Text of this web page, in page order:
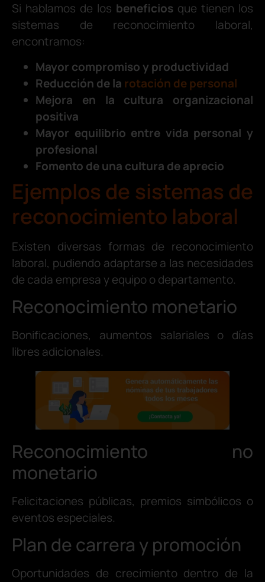
Si hablamos de los beneficios que tienen los
sistemas de reconocimiento laboral,
encontramos:
Mayor compromiso y productividad
Reducción de la rotación de personal
Mejora en la cultura organizacional
positiva
Mayor equilibrio entre vida personal y
profesional
Fomento de una cultura de aprecio
Ejemplos de sistemas de
reconocimiento laboral
Existen diversas formas de reconocimiento
laboral, pudiendo adaptarse a las necesidades
de cada empresa y equipo o departamento.
Reconocimiento monetario
Bonificaciones, aumentos salariales o días
libres adicionales.
Reconocimiento no
monetario
Felicitaciones públicas, premios simbólicos o
eventos especiales.
Plan de carrera y promoción
Oportunidades de crecimiento dentro de la